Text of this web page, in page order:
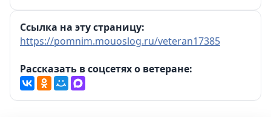
Ссылка на эту страницу:
https://pomnim.mouoslog.ru/veteran17385
Рассказать в соцсетях о ветеране: